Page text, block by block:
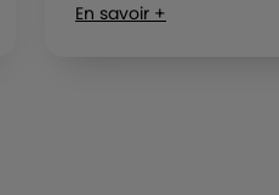
En savoir +